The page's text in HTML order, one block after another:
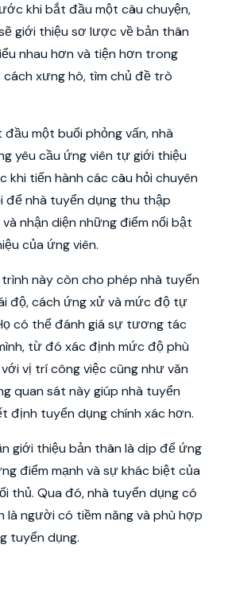
khi bắt đầu một câu chuyện,
giới thiệu sơ lược về bản thân
nhau hơn và tiện hơn trong
xưng hô, tìm chủ đề trò
một buổi phỏng vấn, nhà
yêu cầu ứng viên tự giới thiệu
khi tiến hành các câu hỏi chuyên
để nhà tuyển dụng thu thập
nhận diện những điểm nổi bật
của ứng viên.
này còn cho phép nhà tuyển
độ, cách ứng xử và mức độ tự
có thể đánh giá sự tương tác
từ đó xác định mức độ phù
vị trí công việc cũng như văn
quan sát này giúp nhà tuyển
định tuyển dụng chính xác hơn.
giới thiệu bản thân là dịp để ứng
điểm mạnh và sự khác biệt của
thủ. Qua đó, nhà tuyển dụng có
là người có tiềm năng và phù hợp
tuyển dụng.